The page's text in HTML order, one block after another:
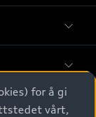
for å gi
vårt,